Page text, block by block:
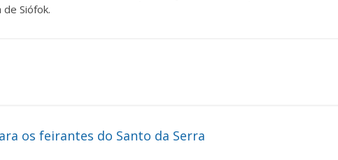
Siófok.
os feirantes do Santo da Serra